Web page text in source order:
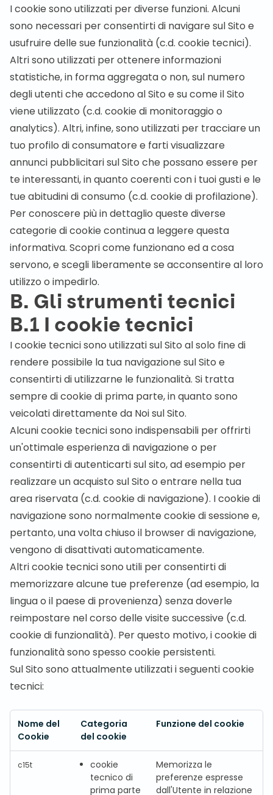
I cookie sono utilizzati per diverse funzioni. Alcuni
sono necessari per consentirti di navigare sul Sito e
usufruire delle sue funzionalità (c.d. cookie tecnici).
Altri sono utilizzati per ottenere informazioni
statistiche, in forma aggregata o non, sul numero
degli utenti che accedono al Sito e su come il Sito
viene utilizzato (c.d. cookie di monitoraggio o
analytics). Altri, infine, sono utilizzati per tracciare un
tuo profilo di consumatore e farti visualizzare
annunci pubblicitari sul Sito che possano essere per
te interessanti, in quanto coerenti con i tuoi gusti e le
tue abitudini di consumo (c.d. cookie di profilazione).
Per conoscere più in dettaglio queste diverse
categorie di cookie continua a leggere questa
informativa. Scopri come funzionano ed a cosa
servono, e scegli liberamente se acconsentire al loro
utilizzo o impedirlo.
B. Gli strumenti tecnici
B.1 I cookie tecnici
I cookie tecnici sono utilizzati sul Sito al solo fine di
rendere possibile la tua navigazione sul Sito e
consentirti di utilizzarne le funzionalità. Si tratta
sempre di cookie di prima parte, in quanto sono
veicolati direttamente da Noi sul Sito.
Alcuni cookie tecnici sono indispensabili per offrirti
un'ottimale esperienza di navigazione o per
consentirti di autenticarti sul sito, ad esempio per
realizzare un acquisto sul Sito o entrare nella tua
area riservata (c.d. cookie di navigazione). I cookie di
navigazione sono normalmente cookie di sessione e,
pertanto, una volta chiuso il browser di navigazione,
vengono di disattivati automaticamente.
Altri cookie tecnici sono utili per consentirti di
memorizzare alcune tue preferenze (ad esempio, la
lingua o il paese di provenienza) senza doverle
reimpostare nel corso delle visite successive (c.d.
cookie di funzionalità). Per questo motivo, i cookie di
funzionalità sono spesso cookie persistenti.
Sul Sito sono attualmente utilizzati i seguenti cookie
tecnici:
Nome del
Cookie
Categoria
del cookie
Funzione del cookie
c15t
cookie
tecnico di
prima parte
Memorizza le
preferenze espresse
dall'Utente in relazione